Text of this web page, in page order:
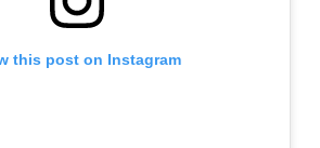
this post on Instagram